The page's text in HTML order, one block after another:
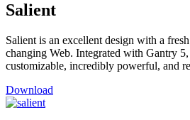
Salient
Salient is an excellent design with a
changing Web. Integrated with Gantry
customizable, incredibly powerful, and
Download